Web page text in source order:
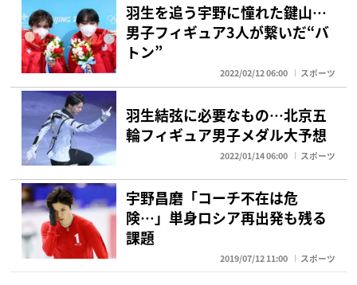
羽生を追う宇野に憧れた鍵山…
男子フィギュア3人が繋いだ“バ
トン”
2022/02/12 06:00 スポーツ
羽生結弦に必要なもの…北京五
輪フィギュア男子メダル大予想
2022/01/14 06:00 スポーツ
宇野昌磨「コーチ不在は危
険…」単身ロシア再出発も残る
課題
2019/07/12 11:00 スポーツ